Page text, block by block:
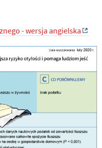
- wersja angielska